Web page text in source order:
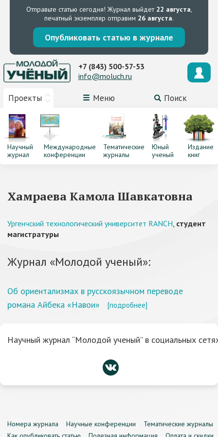
Отправьте статью сегодня! Журнал выйдет 22 августа,
печатный экземпляр отправим 26 августа.
Опубликовать статью в журнале
Проекты Меню Поиск
+7 (843) 500-57-53
info@moluch.ru
Научный
журнал
Международные
конференции
Тематические
журналы
Юный
ученый
Издание
книг
Хамраева Камола Шавкатовна
Ургенчский технологический университет RANCH, студент
магистратуры
Журнал «Молодой ученый»:
Об ориентализмах в русскоязычном переводе
романа Айбека «Навои»
[подробнее]
Научный журнал “Молодой ученый” в социальных
Номера журнала Научные конференции
Тематические журналы